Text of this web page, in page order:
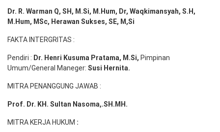
Dr. R. Warman Q, SH, M.Si, M.Hum, Dr, Waqkimansyah, S.H,
M.Hum, MSc, Herawan Sukses, SE, M,Si
FAKTA INTERGRITAS :
Pendiri : Dr. Henri Kusuma Pratama, M.Si, Pimpinan
Umum/General Maneger: Susi Hernita.
MITRA PENANGGUNG JAWAB :
Prof. Dr. KH. Sultan Nasoma,.SH.MH.
MITRA KERJA HUKUM :